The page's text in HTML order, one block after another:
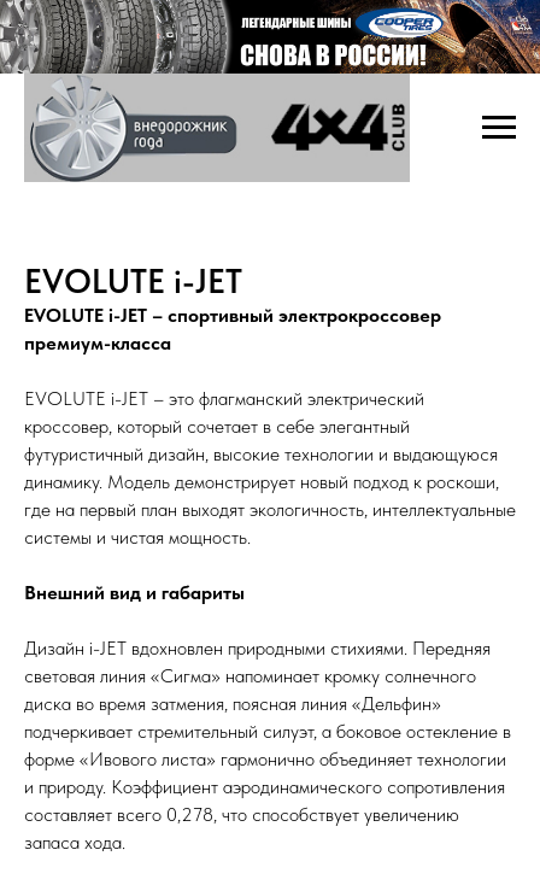
EVOLUTE i-JET
EVOLUTE i-JET – спортивный электрокроссовер
премиум-класса
EVOLUTE i-JET – это флагманский электрический
кроссовер, который сочетает в себе элегантный
футуристичный дизайн, высокие технологии и выдающуюся
динамику. Модель демонстрирует новый подход к роскоши,
где на первый план выходят экологичность, интеллектуальные
системы и чистая мощность.
Внешний вид и габариты
Дизайн i-JET вдохновлен природными стихиями. Передняя
световая линия «Сигма» напоминает кромку солнечного
диска во время затмения, поясная линия «Дельфин»
подчеркивает стремительный силуэт, а боковое остекление в
форме «Ивового листа» гармонично объединяет технологии
и природу. Коэффициент аэродинамического сопротивления
составляет всего 0,278, что способствует увеличению
запаса хода.